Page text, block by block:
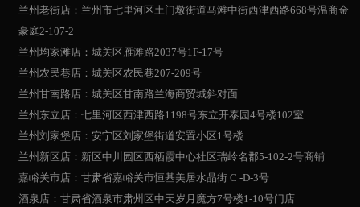
兰州老街店：兰州市七里河区土门墩街道马滩中街西津西路668号温商金
豪庭2-107-2
兰州均家滩店：城关区雁滩路2037号1F-17号
兰州农民巷店：城关区农民巷207-209号
兰州甘南路店：城关区甘南路兰海商贸城斜对面
兰州东立店：七里河区西津西路1198号东立开泰园4号楼102室
兰州刘家堡店：安宁区刘家堡街道安置小区1号楼
兰州新区店：新区中川园区西栖霞中心社区瑞岭名郡5-102-2号商铺
嘉峪关市店：甘肃省嘉峪关市恒基美居水晶街 C -D-3号
酒泉店：甘肃省酒泉市肃州区中天岁月魔方7号楼1-10号门店